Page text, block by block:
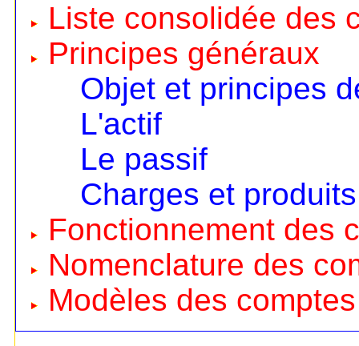
Liste consolidée des
Principes généraux
Objet et principes
L'actif
Le passif
Charges et produits
Fonctionnement des
Nomenclature des
Modèles des